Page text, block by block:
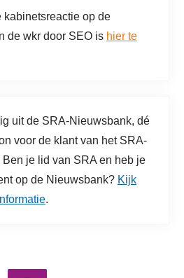
kabinetsreactie op de
de wkr door SEO is hier te
uit de SRA-Nieuwsbank, dé
voor de klant van het SRA-
je lid van SRA en heb je
op de Nieuwsbank? Kijk
.